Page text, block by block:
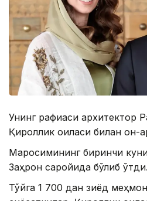
Унинг рафиқаси
Қироллик оиласи билан қон-
Маросимининг биринчи
Заҳрон саройида бўлиб ўтди.
Тўйга 1 700 дан зиёд